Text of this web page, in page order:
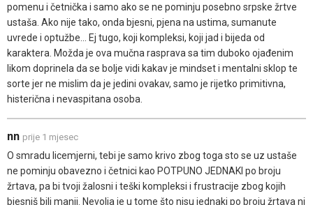
pomenu i četnička i samo ako se ne pominju posebno srpske žrtve
ustaša. Ako nije tako, onda bjesni, pjena na ustima, sumanute
uvrede i optužbe... Ej tugo, koji kompleksi, koji jad i bijeda od
karaktera. Možda je ova mučna rasprava sa tim duboko ojađenim
likom doprinela da se bolje vidi kakav je mindset i mentalni sklop te
sorte jer ne mislim da je jedini ovakav, samo je rijetko primitivna,
histerična i nevaspitana osoba.
nn prije 1 mjesec
O smradu licemjerni, tebi je samo krivo zbog toga sto se uz ustaše
ne pominju obavezno i četnici kao POTPUNO JEDNAKI po broju
žrtava, pa bi tvoji žalosni i teški kompleksi i frustracije zbog kojih
bjesniš bili manji. Nevolja je u tome što nisu jednaki po broju žrtava ni